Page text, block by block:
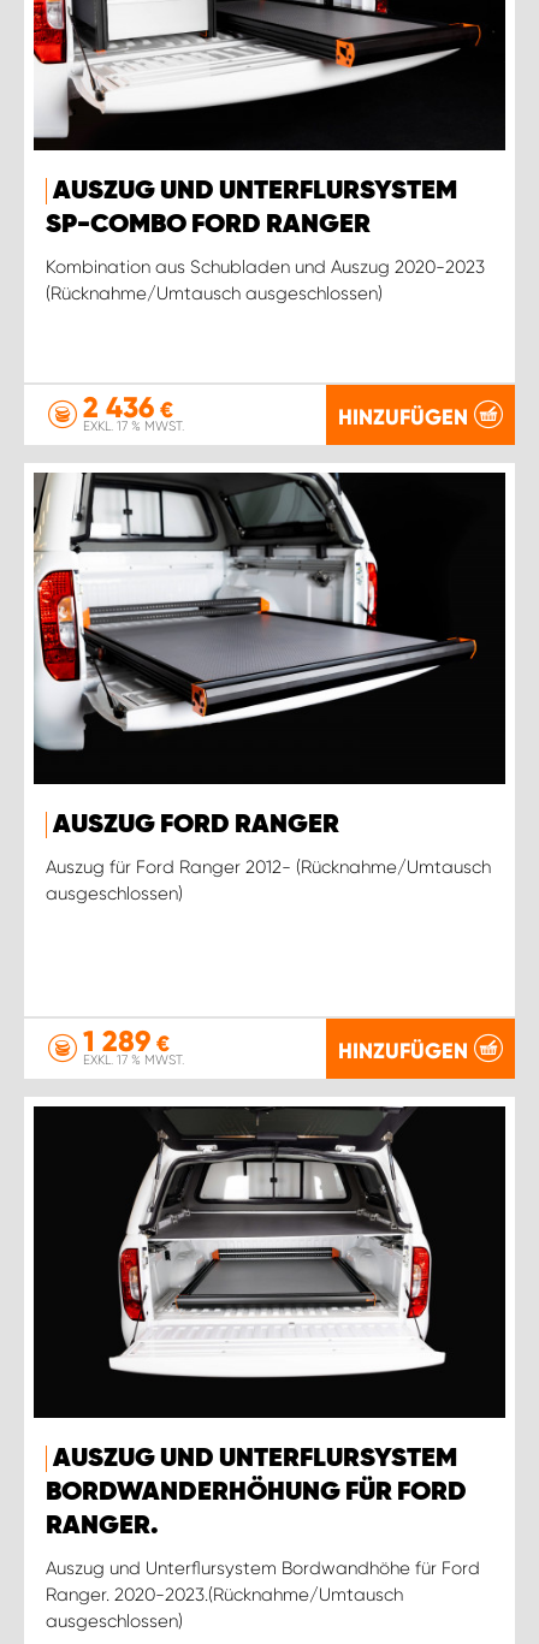
AUSZUG UND UNTERFLURSYSTEM
SP-COMBO FORD RANGER
Kombination aus Schubladen und Auszug 2020-2023
(Rücknahme/Umtausch ausgeschlossen)
2 436 €
EXKL. 17 % MWST. HINZUFÜGEN
AUSZUG FORD RANGER
Auszug für Ford Ranger 2012- (Rücknahme/Umtausch
ausgeschlossen)
1 289 €
EXKL. 17 % MWST. HINZUFÜGEN
AUSZUG UND UNTERFLURSYSTEM
BORDWANDERHÖHUNG FÜR FORD
RANGER.
Auszug und Unterflursystem Bordwandhöhe für Ford
Ranger. 2020-2023.(Rücknahme/Umtausch
ausgeschlossen)